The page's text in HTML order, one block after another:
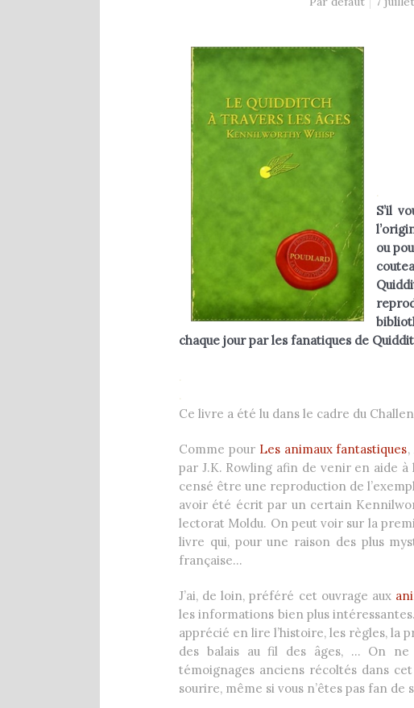
.
S’il
ou
chaque jour par les fanatiques de
.
.
Ce livre a été lu dans le cadre du
Comme pour Les animaux fantastiques,
par J.K. Rowling afin de venir en aide à
censé être une reproduction de
avoir été écrit par un certain
lectorat Moldu. On peut voir sur la
livre qui, pour une raison des plus
française…
J’ai, de loin, préféré cet ouvrage aux
les informations bien plus
apprécié en lire l’histoire, les règles, la
des balais au fil des âges, … On ne
témoignages anciens récoltés dans
sourire, même si vous n’êtes pas fan de